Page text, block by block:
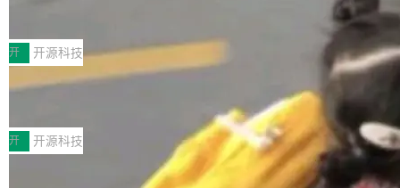
MPComm将作为一种传输引擎接入Mooncake T
ENT，实现零拷贝传输性能提升30%、非零拷贝
传输性能最高提升5倍。UCL-MPComm底层基
于自研UCL-Engine通信引擎，后续腾讯网平将
持续开源更多基于UCL-Engine的高性能通信组
件。 腾讯网平团队在UCL-MPComm中实现了一
个独立于业务线程的全局通信引擎（Engine），
型案例入选名单》，深信服“面向企业研发场景的
开源 AI 编程平台 CoStrict 应用”凭借卓越的技术
创新与落地成效成功入选。 全链路私有化部署，
助力企业AI研发安全落地 当前，越来越多企业已
经开始引入 AI Coding 工具，通过调用公有云模
型或企业内部部署模型提升研发效率。但随着 AI
Coding 从个人辅助工具逐步走向团队级、组织
开 开源科技
深信服AI算力网关入选工信部人工智能
前不久，工业和信息化部正式发布《2025年人工
智能应用典型案例名单》，集中展示人工智能在
各领域的应用成果，覆盖技术底座、行业赋能、
产品应用、支撑保障、专题等五大方向。深信服
开 开源科技
Jeff Dean 离开 Google：一个时代的结